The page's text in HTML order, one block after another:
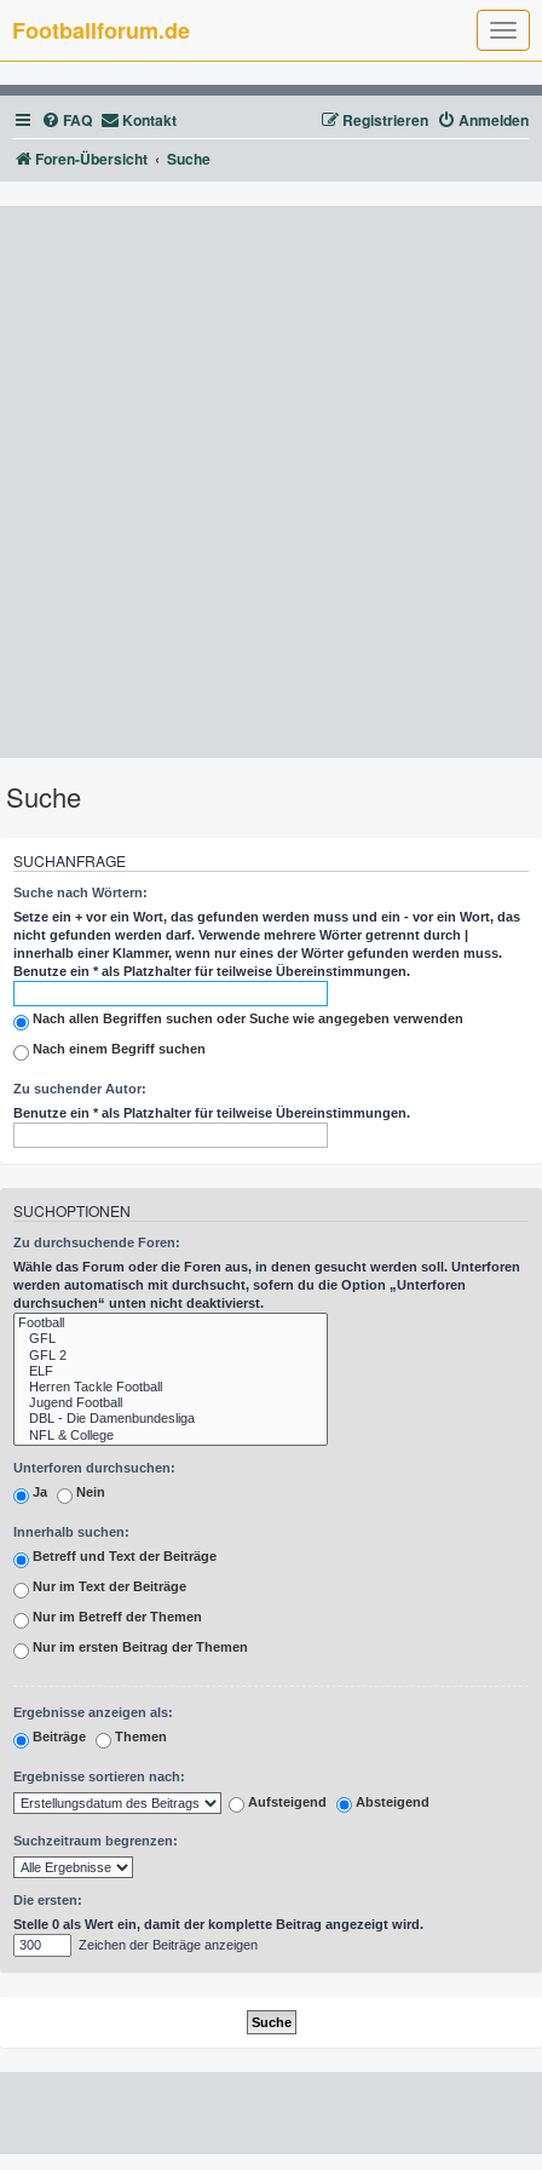
T
o
g
g
l
e
n
g
Footballforum.de
FAQ Kontakt Anmelden
Registrieren
Foren-Übersicht
Suche
Suche
SUCHANFRAGE
Suche nach Wörtern:
Setze ein + vor ein Wort, das gefunden werden muss und ein - vor ein Wort, das
nicht gefunden werden darf. Verwende mehrere Wörter getrennt durch |
innerhalb einer Klammer, wenn nur eines der Wörter gefunden werden muss.
Benutze ein * als Platzhalter für teilweise Übereinstimmungen.
Nach allen Begriffen suchen oder Suche wie angegeben verwenden
Nach einem Begriff suchen
Zu suchender Autor:
Benutze ein * als Platzhalter für teilweise Übereinstimmungen.
SUCHOPTIONEN
Zu durchsuchende Foren:
Wähle das Forum oder die Foren aus, in denen gesucht werden soll. Unterforen
werden automatisch mit durchsucht, sofern du die Option „Unterforen
durchsuchen“ unten nicht deaktivierst.
Unterforen durchsuchen:
Ja
Nein
Innerhalb suchen:
Betreff und Text der Beiträge
Nur im Text der Beiträge
Nur im Betreff der Themen
Nur im ersten Beitrag der Themen
Ergebnisse anzeigen als:
Beiträge
Themen
Ergebnisse sortieren nach:
Aufsteigend
Absteigend
Suchzeitraum begrenzen:
Die ersten:
Stelle 0 als Wert ein, damit der komplette Beitrag angezeigt wird.
Zeichen der Beiträge anzeigen